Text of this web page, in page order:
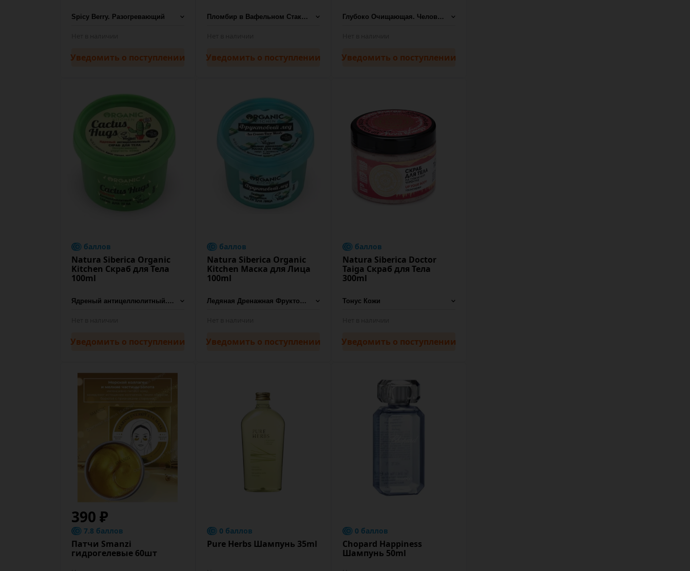
Уведомить о поступлении Уведомить о поступлении Уведомить о поступлении
баллов
Natura Siberica Organic
Kitchen Скраб для Тела
100ml
Уведомить о поступлении
баллов
Natura Siberica Organic
Kitchen Маска для Лица
100ml
Уведомить о поступлении
баллов
Natura Siberica Doctor
Taiga Скраб для Тела
300ml
Уведомить о поступлении
390 ₽
7.8 баллов
Патчи Smanzi
гидрогелевые 60шт
0 баллов
Pure Herbs Шампунь 35ml
0 баллов
Chopard Happiness
Шампунь 50ml